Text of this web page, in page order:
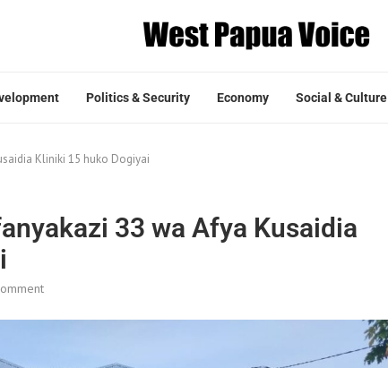
Politics & Security Economy Social & Culture
Kliniki 15 huko Dogiyai
33 wa Afya Kusaidia